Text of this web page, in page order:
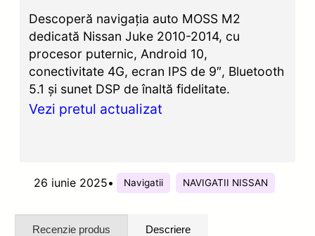
Descoperă navigația auto MOSS M2
dedicată Nissan Juke 2010-2014, cu
procesor puternic, Android 10,
conectivitate 4G, ecran IPS de 9″, Bluetooth
5.1 și sunet DSP de înaltă fidelitate.
Vezi pretul actualizat
26 iunie 2025• Navigatii NAVIGATII NISSAN
Recenzie produs Descriere